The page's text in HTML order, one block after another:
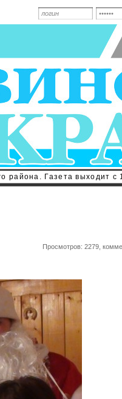
района. Газета выходит с
Просмотров: 2279,